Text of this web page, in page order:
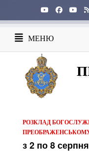
МЕНЮ
РОЗКЛАД
з 2 по 8